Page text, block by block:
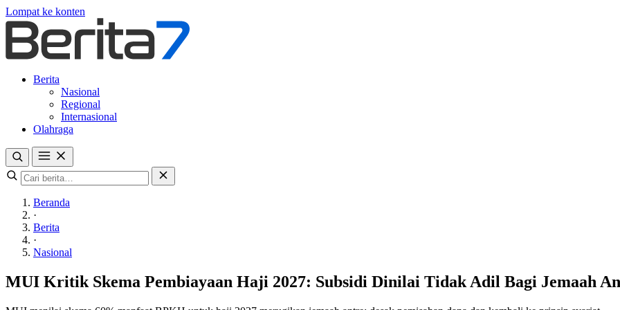
Lompat ke konten
Berita
Nasional
Regional
Internasional
Olahraga
Beranda
·
Berita
·
Nasional
MUI Kritik Skema Pembiayaan Haji 2027: Subsidi Dinilai Tidak Adil Bagi Jemaah